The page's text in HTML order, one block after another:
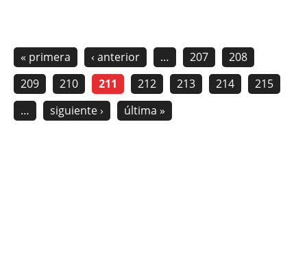
« primera ‹ anterior … 207
208
209
210 211 212 213 214
215
…
siguiente › última »